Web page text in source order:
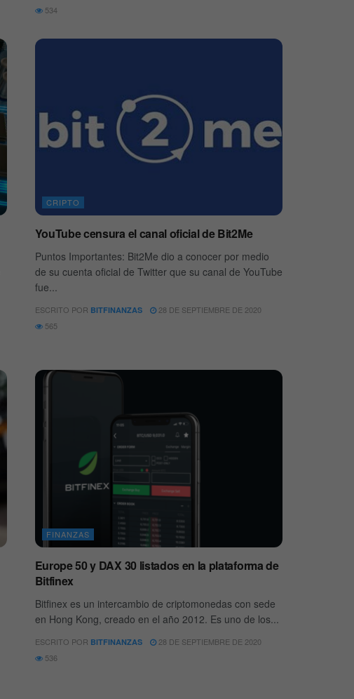
534
CRIPTO
YouTube censura el canal oficial de Bit2Me
Puntos Importantes: Bit2Me dio a conocer por medio
de su cuenta oficial de Twitter que su canal de YouTube
fue...
ESCRITO POR BITFINANZAS
28 DE SEPTIEMBRE DE 2020
565
FINANZAS
Europe 50 y DAX 30 listados en la plataforma de
Bitfinex
Bitfinex es un intercambio de criptomonedas con sede
en Hong Kong, creado en el año 2012. Es uno de los...
ESCRITO POR BITFINANZAS
28 DE SEPTIEMBRE DE 2020
536